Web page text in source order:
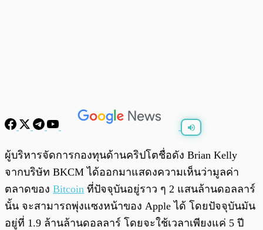
พร้อมเล่น
ผู้บริหารจัดการกองทุนด้านคริปโตชื่อดัง Brian Kelly
จากบริษัท BKCM ได้ออกมาแสดงความเห็นว่ามูลค่า
ตลาดของ Bitcoin ที่ปัจจุบันอยู่ราว ๆ 2 แสนล้านดอลลาร์
นั้น จะสามารถพุ่งแซงหน้าของ Apple ได้ โดยปัจจุบันมัน
อยู่ที่ 1.9 ล้านล้านดอลลาร์ โดยจะใช้เวลาเพียงแค่ 5 ปี